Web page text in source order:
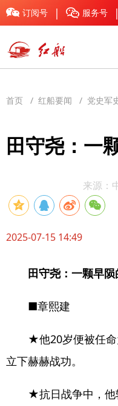
 订阅号 |  服务号 |
首页 / 红船要闻 / 党史军
田守尧：一
来源：
2025-07-15 14:49
田守尧：一颗早陨
■章熙建
★他20岁便被任
立下赫赫战功。
★抗日战争中，他